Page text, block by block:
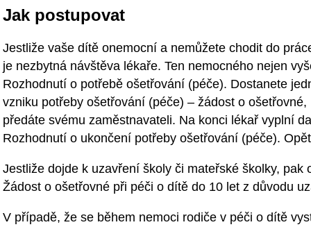
Jak postupovat
Jestliže vaše dítě onemocní a nemůžete chodit do
je nezbytná návštěva lékaře. Ten nemocného nejen
Rozhodnutí o potřebě ošetřování (péče). Dostanete
vzniku potřeby ošetřování (péče) – žádost o
předáte svému zaměstnavateli. Na konci lékař vyplní
Rozhodnutí o ukončení potřeby ošetřování (péče).
Jestliže dojde k uzavření školy či mateřské školky,
Žádost o ošetřovné při péči o dítě do 10 let z důvodu
V případě, že se během nemoci rodiče v péči o dítě